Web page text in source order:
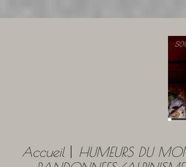
Accueil
HUMEURS DU